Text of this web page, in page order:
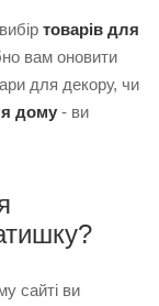
товарів для
вам оновити
для декору, чи
дому - ви
сайті ви